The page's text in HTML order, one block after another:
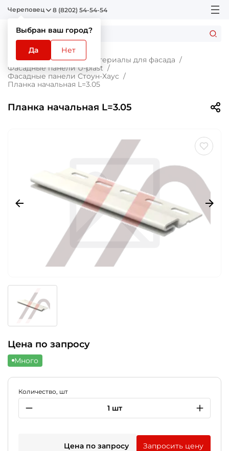
Череповец
Выбран ваш город?
Да Нет
8 (8202) 54-54-54
Главная Каталог
Материалы для фасада
Фасадные панели U-plast
Фасадные панели Стоун-Хаус
Планка начальная L=3.05
Планка начальная L=3.05
Цена по запросу
Много
Количество, шт
1 шт
Цена по запросу Запросить цену